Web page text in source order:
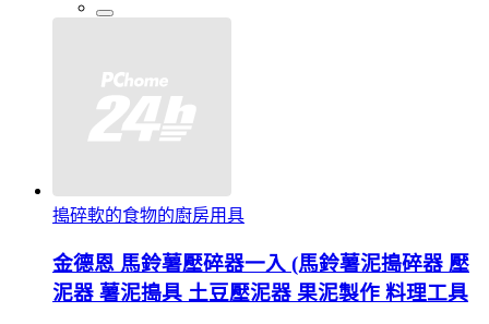
搗碎軟的食物的廚房用具
金德恩 馬鈴薯壓碎器一入 (馬鈴薯泥搗碎器 壓
泥器 薯泥搗具 土豆壓泥器 果泥製作 料理工具